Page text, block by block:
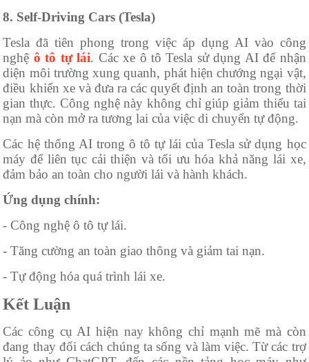
8. Self-Driving Cars (Tesla)
Tesla đã tiên phong trong việc áp dụng AI vào công
nghệ ô tô tự lái. Các xe ô tô Tesla sử dụng AI để nhận
diện môi trường xung quanh, phát hiện chướng ngại vật,
điều khiển xe và đưa ra các quyết định an toàn trong thời
gian thực. Công nghệ này không chỉ giúp giảm thiểu tai
nạn mà còn mở ra tương lai của việc di chuyển tự động.
Các hệ thống AI trong ô tô tự lái của Tesla sử dụng học
máy để liên tục cải thiện và tối ưu hóa khả năng lái xe,
đảm bảo an toàn cho người lái và hành khách.
Ứng dụng chính:
- Công nghệ ô tô tự lái.
- Tăng cường an toàn giao thông và giảm tai nạn.
- Tự động hóa quá trình lái xe.
Kết Luận
Các công cụ AI hiện nay không chỉ mạnh mẽ mà còn
đang thay đổi cách chúng ta sống và làm việc. Từ các trợ